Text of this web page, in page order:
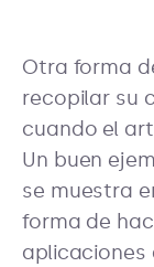
Otra forma
recopilar su
cuando el
Un buen
se muestra
forma de
aplicaciones